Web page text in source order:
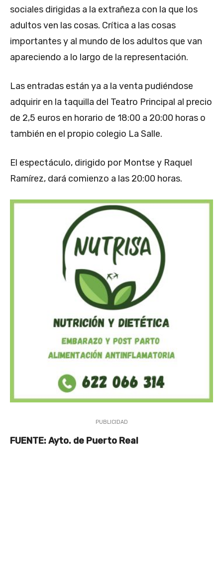
sociales dirigidas a la extrañeza con la que los
adultos ven las cosas. Crítica a las cosas
importantes y al mundo de los adultos que van
apareciendo a lo largo de la representación.
Las entradas están ya a la venta pudiéndose
adquirir en la taquilla del Teatro Principal al precio
de 2,5 euros en horario de 18:00 a 20:00 horas o
también en el propio colegio La Salle.
El espectáculo, dirigido por Montse y Raquel
Ramírez, dará comienzo a las 20:00 horas.
PUBLICIDAD
FUENTE: Ayto. de Puerto Real